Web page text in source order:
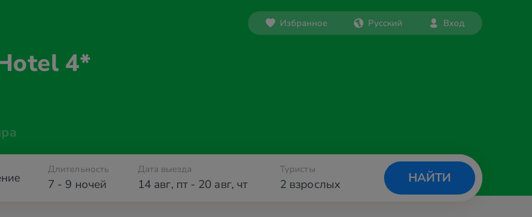
Избранное Русский Вход
4*
7 - 9 ночей
Длительность Дата выезда
14 авг, пт- 20 авг, чт 2 взрослых
Туристы
НАЙТИ